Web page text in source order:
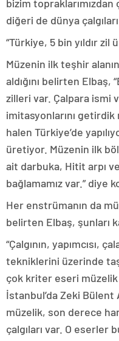
bizim topraklarımızdan
diğeri de dünya
“Türkiye, 5 bin yıldır zil
Müzenin ilk teşhir
aldığını belirten Elbaş,
zilleri var. Çalpara ismi
imitasyonlarını
halen Türkiye’de
üretiyor. Müzenin ilk
ait darbuka, Hitit arpı
bağlamamız var.” diye
Her enstrümanın da
belirten Elbaş, şunları
“Çalgının, yapımcısı,
tekniklerini üzerinde
çok kriter eseri
İstanbul’da Zeki Bülent
müzelik, son derece
çalgıları var. O eserler